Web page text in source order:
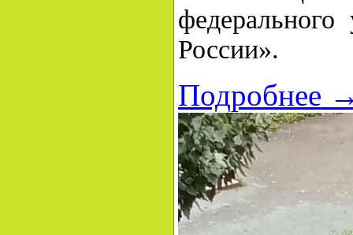
федерального
России».
Подробнее